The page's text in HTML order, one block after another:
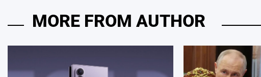
MORE FROM AUTHOR